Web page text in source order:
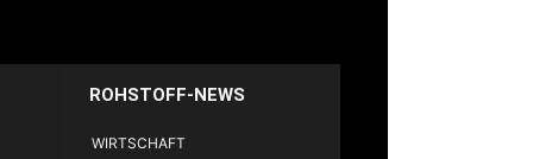
ROHSTOFF-NEWS
WIRTSCHAFT